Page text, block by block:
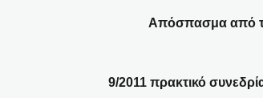
Απόσπασμα από
9/2011 πρακτικό